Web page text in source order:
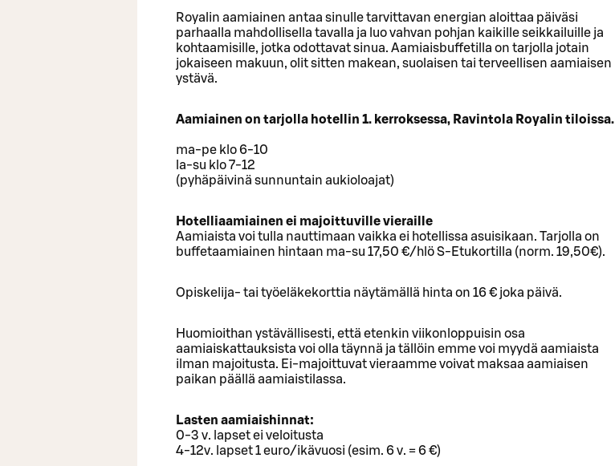
Royalin aamiainen antaa sinulle tarvittavan energian aloittaa päiväsi
parhaalla mahdollisella tavalla ja luo vahvan pohjan kaikille seikkailuille ja
kohtaamisille, jotka odottavat sinua. Aamiaisbuffetilla on tarjolla jotain
jokaiseen makuun, olit sitten makean, suolaisen tai terveellisen aamiaisen
ystävä.
Aamiainen on tarjolla hotellin 1. kerroksessa, Ravintola Royalin tiloissa.
ma-pe klo 6-10
la-su klo 7-12
(pyhäpäivinä sunnuntain aukioloajat)
Hotelliaamiainen ei majoittuville vieraille
Aamiaista voi tulla nauttimaan vaikka ei hotellissa asuisikaan. Tarjolla on
buffetaamiainen hintaan ma-su 17,50 €/hlö S-Etukortilla (norm. 19,50€).
Opiskelija- tai työeläkekorttia näytämällä hinta on 16 € joka päivä.
Huomioithan ystävällisesti, että etenkin viikonloppuisin osa
aamiaiskattauksista voi olla täynnä ja tällöin emme voi myydä aamiaista
ilman majoitusta. Ei-majoittuvat vieraamme voivat maksaa aamiaisen
paikan päällä aamiaistilassa.
Lasten aamiaishinnat:
0-3 v. lapset ei veloitusta
4-12v. lapset 1 euro/ikävuosi (esim. 6 v. = 6 €)